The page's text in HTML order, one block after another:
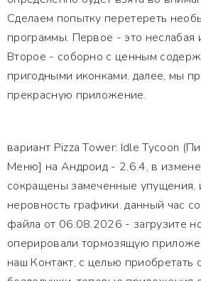
Сделаем попытку перетереть
программы. Первое - это неслабая
Второе - соборно с ценным
пригодными иконками. далее, мы
прекрасную приложение.
вариант Pizza Tower: Idle Tycoon
Меню] на Андроид - 2.6.4, в
сокращены замеченные упущения,
неровность графики. данный час
файла от 06.08.2026 - загрузите
оперировали тормозящую
наш Контакт, с целью приобретать